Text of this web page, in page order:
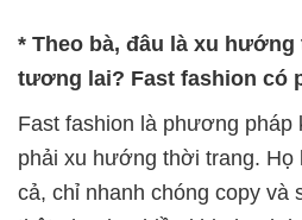
* Theo bà, đâu là xu
tương lai? Fast fashion có
Fast fashion là phương pháp
phải xu hướng thời trang.
cả, chỉ nhanh chóng copy và